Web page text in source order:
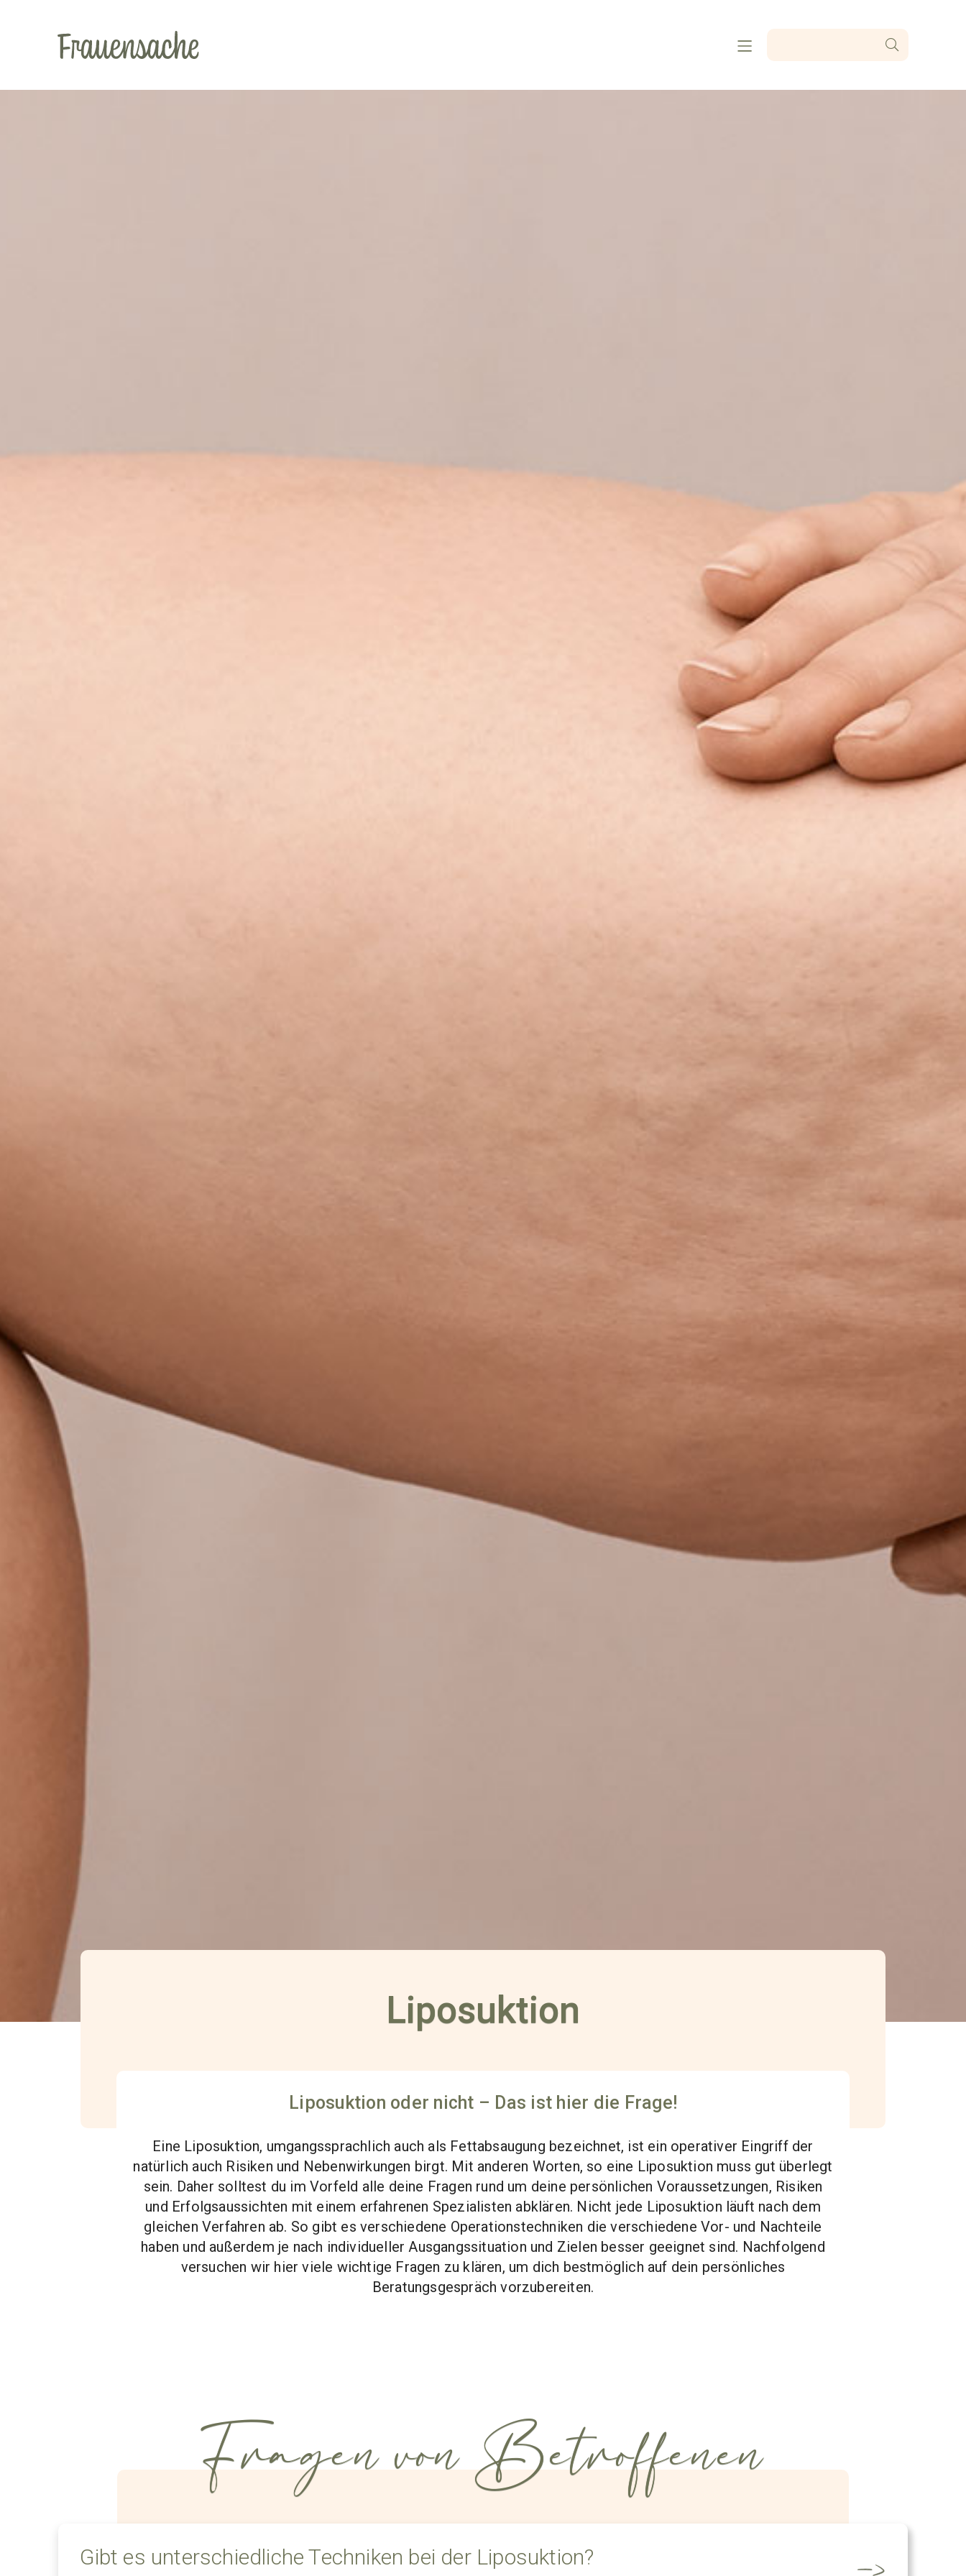
Liposuktion
Liposuktion oder nicht – Das ist hier die Frage!
Eine Liposuktion, umgangssprachlich auch als Fettabsaugung bezeichnet, ist ein operativer Eingriff der
natürlich auch Risiken und Nebenwirkungen birgt. Mit anderen Worten, so eine Liposuktion muss gut überlegt
sein. Daher solltest du im Vorfeld alle deine Fragen rund um deine persönlichen Voraussetzungen, Risiken
und Erfolgsaussichten mit einem erfahrenen Spezialisten abklären. Nicht jede Liposuktion läuft nach dem
gleichen Verfahren ab. So gibt es verschiedene Operationstechniken die verschiedene Vor- und Nachteile
haben und außerdem je nach individueller Ausgangssituation und Zielen besser geeignet sind. Nachfolgend
versuchen wir hier viele wichtige Fragen zu klären, um dich bestmöglich auf dein persönliches
Beratungsgespräch vorzubereiten.
Fragen von Betroffenen
Gibt es unterschiedliche Techniken bei der Liposuktion?